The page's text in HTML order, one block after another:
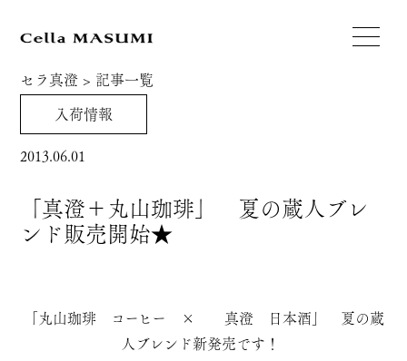
セラ真澄 > 記事一覧
入荷情報
2013.06.01
「真澄＋丸山珈琲」 夏の蔵人ブレ
ンド販売開始★
「丸山珈琲 コーヒー × 真澄 日本酒」 夏の蔵
人ブレンド新発売です！